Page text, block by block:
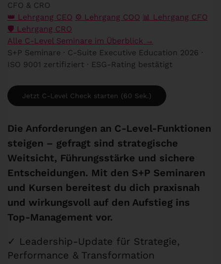
CFO & CRO
👑 Lehrgang CEO ⚙️ Lehrgang COO 📊 Lehrgang CFO
🛡️ Lehrgang CRO
Alle C-Level Seminare im Überblick →
S+P Seminare · C-Suite Executive Education 2026 ·
ISO 9001 zertifiziert · ESG-Rating bestätigt
Jetzt C-Level Check starten (60 Sek.)
Die Anforderungen an C-Level-Funktionen
steigen – gefragt sind strategische
Weitsicht, Führungsstärke und sichere
Entscheidungen. Mit den S+P Seminaren
und Kursen bereitest du dich praxisnah
und wirkungsvoll auf den Aufstieg ins
Top-Management vor.
✓ Leadership-Update für Strategie,
Performance & Transformation